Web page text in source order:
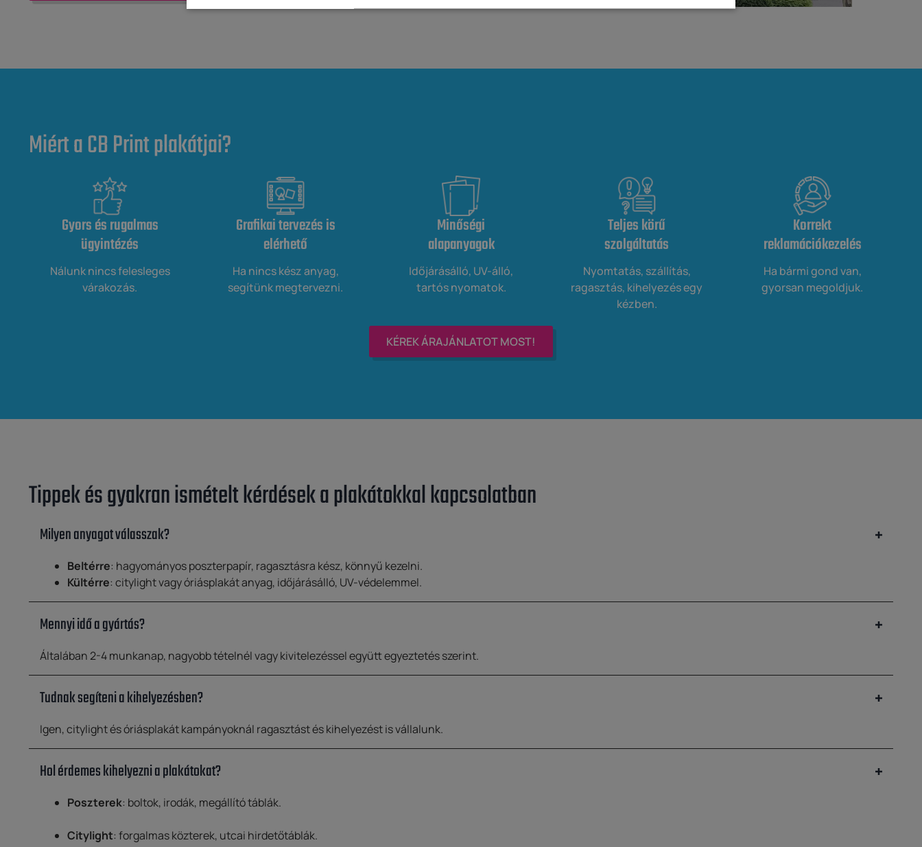
Miért a CB Print plakátjai?
Gyors és rugalmas
ügyintézés
Nálunk nincs felesleges
várakozás.
Grafikai tervezés is
elérhető
Ha nincs kész anyag,
segítünk megtervezni.
Minőségi
alapanyagok
Időjárásálló, UV-álló,
tartós nyomatok.
Teljes körű
szolgáltatás
Nyomtatás, szállítás,
ragasztás, kihelyezés egy
kézben.
Korrekt
reklamációkezelés
Ha bármi gond van,
gyorsan megoldjuk.
KÉREK ÁRAJÁNLATOT MOST!
Tippek és gyakran ismételt kérdések a plakátokkal kapcsolatban
Milyen anyagot válasszak?
Beltérre: hagyományos poszterpapír, ragasztásra kész, könnyű kezelni.
Kültérre: citylight vagy óriásplakát anyag, időjárásálló, UV-védelemmel.
Mennyi idő a gyártás?
Általában 2-4 munkanap, nagyobb tételnél vagy kivitelezéssel együtt egyeztetés szerint.
Tudnak segíteni a kihelyezésben?
Igen, citylight és óriásplakát kampányoknál ragasztást és kihelyezést is vállalunk.
Hol érdemes kihelyezni a plakátokat?
Poszterek: boltok, irodák, megállító táblák.
Citylight: forgalmas közterek, utcai hirdetőtáblák.